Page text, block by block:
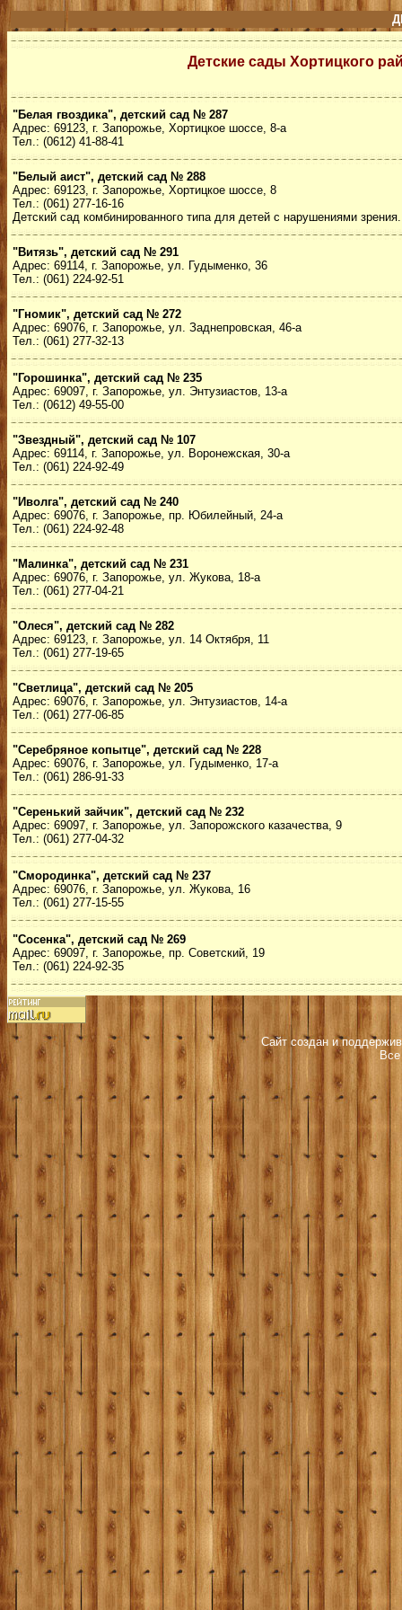
Детские сады Хортицкого
"Белая гвоздика", детский сад № 287
Адрес: 69123, г. Запорожье, Хортицкое шоссе, 8-а
Тел.: (0612) 41-88-41
"Белый аист", детский сад № 288
Адрес: 69123, г. Запорожье, Хортицкое шоссе, 8
Тел.: (061) 277-16-16
Детский сад комбинированного типа для детей с нарушениями зрения.
"Витязь", детский сад № 291
Адрес: 69114, г. Запорожье, ул. Гудыменко, 36
Тел.: (061) 224-92-51
"Гномик", детский сад № 272
Адрес: 69076, г. Запорожье, ул. Заднепровская, 46-а
Тел.: (061) 277-32-13
"Горошинка", детский сад № 235
Адрес: 69097, г. Запорожье, ул. Энтузиастов, 13-а
Тел.: (0612) 49-55-00
"Звездный", детский сад № 107
Адрес: 69114, г. Запорожье, ул. Воронежская, 30-а
Тел.: (061) 224-92-49
"Иволга", детский сад № 240
Адрес: 69076, г. Запорожье, пр. Юбилейный, 24-а
Тел.: (061) 224-92-48
"Малинка", детский сад № 231
Адрес: 69076, г. Запорожье, ул. Жукова, 18-а
Тел.: (061) 277-04-21
"Олеся", детский сад № 282
Адрес: 69123, г. Запорожье, ул. 14 Октября, 11
Тел.: (061) 277-19-65
"Светлица", детский сад № 205
Адрес: 69076, г. Запорожье, ул. Энтузиастов, 14-а
Тел.: (061) 277-06-85
"Серебряное копытце", детский сад № 228
Адрес: 69076, г. Запорожье, ул. Гудыменко, 17-а
Тел.: (061) 286-91-33
"Серенький зайчик", детский сад № 232
Адрес: 69097, г. Запорожье, ул. Запорожского казачества, 9
Тел.: (061) 277-04-32
"Смородинка", детский сад № 237
Адрес: 69076, г. Запорожье, ул. Жукова, 16
Тел.: (061) 277-15-55
"Сосенка", детский сад № 269
Адрес: 69097, г. Запорожье, пр. Советский, 19
Тел.: (061) 224-92-35
Сайт создан и